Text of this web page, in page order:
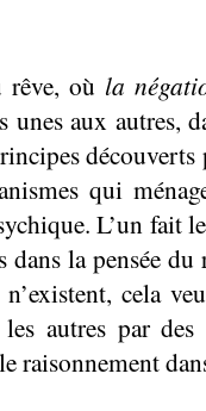
rêve, où la
unes aux autres,
qui
L’un fait
la pensée du
cela
les autres par
raisonnement